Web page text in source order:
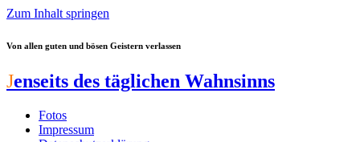
Zum Inhalt springen
Von allen guten und bösen Geistern verlassen
Jenseits des täglichen Wahnsinns
Fotos
Impressum